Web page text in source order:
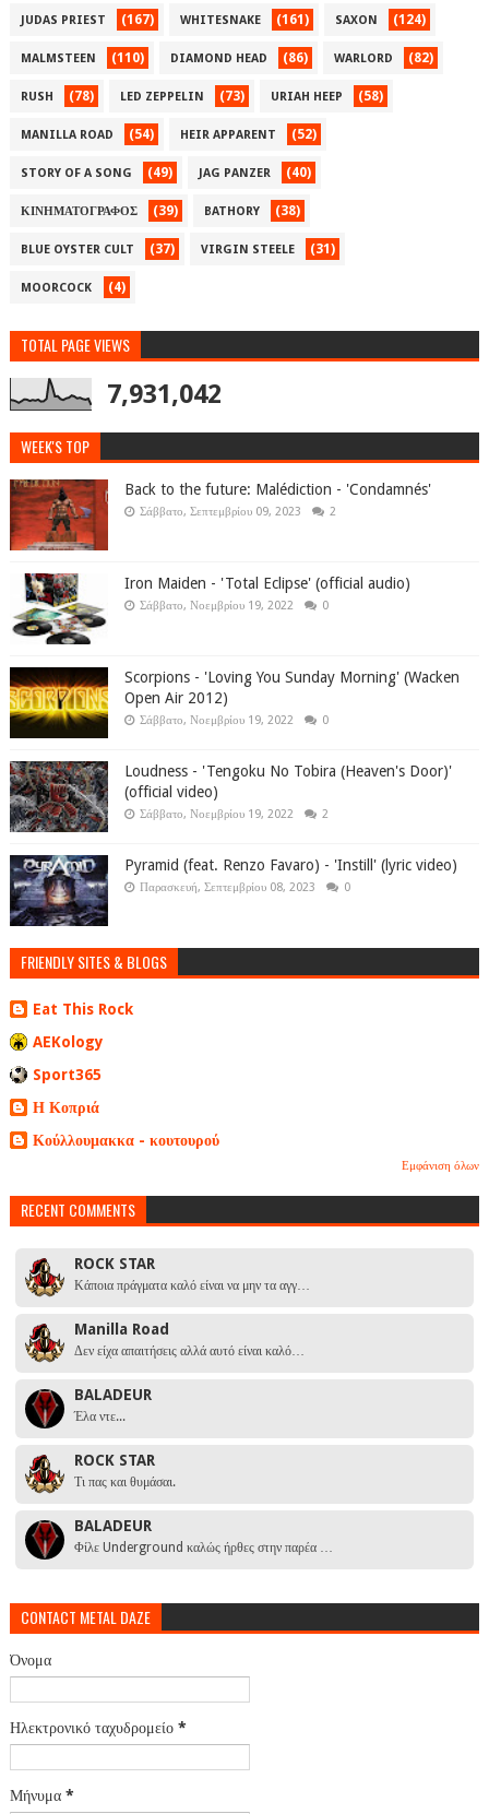
JUDAS PRIEST (167) WHITESNAKE (161) SAXON (124)
MALMSTEEN (110) DIAMOND HEAD (86) WARLORD (82)
RUSH (78) LED ZEPPELIN (73) URIAH HEEP (58)
MANILLA ROAD (54) HEIR APPARENT (52)
STORY OF A SONG (49) JAG PANZER (40)
ΚΙΝΗΜΑΤΟΓΡΑΦΟΣ (39) BATHORY (38)
BLUE OYSTER CULT (37) VIRGIN STEELE (31)
MOORCOCK (4)
TOTAL PAGE VIEWS
7,931,042
WEEK'S TOP
Back to the future: Malédiction - 'Condamnés'
Σάββατο, Σεπτεμβρίου 09, 2023 2
Iron Maiden - 'Total Eclipse' (official audio)
Σάββατο, Νοεμβρίου 19, 2022 0
Scorpions - 'Loving You Sunday Morning' (Wacken
Open Air 2012)
Σάββατο, Νοεμβρίου 19, 2022 0
Loudness - 'Tengoku No Tobira (Heaven's Door)'
(official video)
Σάββατο, Νοεμβρίου 19, 2022 2
Pyramid (feat. Renzo Favaro) - 'Instill' (lyric video)
Παρασκευή, Σεπτεμβρίου 08, 2023 0
FRIENDLY SITES & BLOGS
Eat This Rock
AEKology
Sport365
Η Κοπριά
Κούλλουμακκα - κουτουρού
Εμφάνιση όλων
RECENT COMMENTS
ROCK STAR
Κάποια πράγματα καλό είναι να μην τα αγγ…
Manilla Road
Δεν είχα απαιτήσεις αλλά αυτό είναι καλό…
BALADEUR
Έλα ντε...
ROCK STAR
Τι πας και θυμάσαι.
BALADEUR
Φίλε Underground καλώς ήρθες στην παρέα …
CONTACT METAL DAZE
Όνομα
Ηλεκτρονικό ταχυδρομείο *
Μήνυμα *